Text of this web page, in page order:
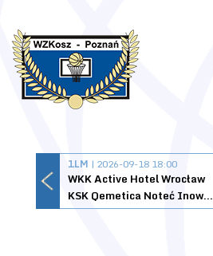
1LM | 2026-09-18 18:00
WKK Active Hotel Wrocław
KSK Qemetica Noteć Inowrocław